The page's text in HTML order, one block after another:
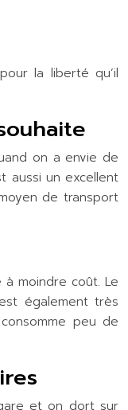
la liberté qu’il
on a envie de
aussi un excellent
de transport
moindre coût. Le
également très
peu de
et on dort sur